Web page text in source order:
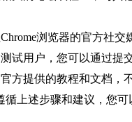
浏览器的官方社
试用户，您可以通过提
方提供的教程和文档，
循上述步骤和建议，您